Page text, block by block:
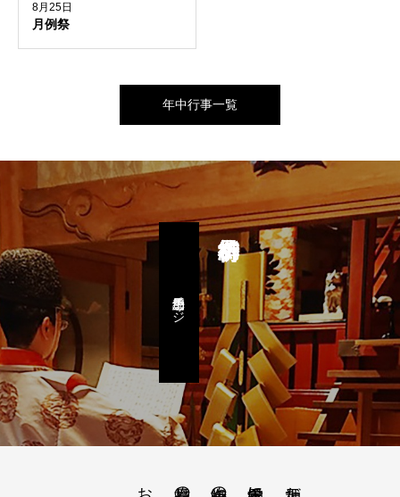
8月25日
月例祭
年中行事一覧
予約専用ページ